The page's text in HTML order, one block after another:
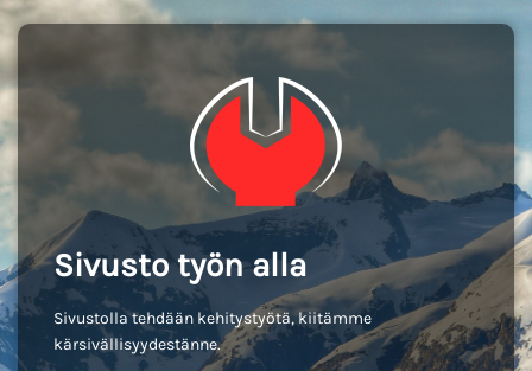
Sivusto työn alla
Sivustolla tehdään kehitystyötä, kiitämme
kärsivällisyydestänne.